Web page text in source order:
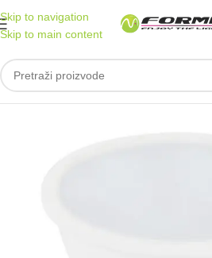
Skip to navigation
Skip to main content